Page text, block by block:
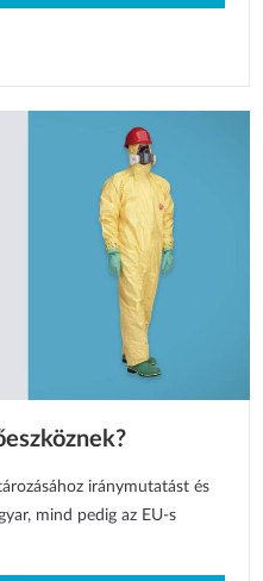
iránymutatást és
mind pedig az EU-s